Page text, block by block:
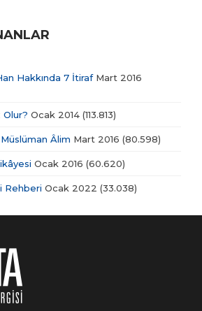
Hakkında 7 İtirafMart 2016
Ocak 2014 (113.813)
Âlim Mart 2016 (80.598)
Ocak 2016 (60.620)
Rehberi Ocak 2022 (33.038)